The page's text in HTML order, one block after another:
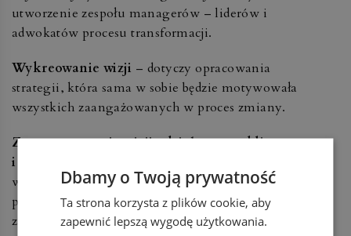
utworzenie zespołu managerów – liderów i
adwokatów procesu transformacji.
Wykreowanie wizji – dotyczy opracowania
strategii, która sama w sobie będzie motywowała
wszystkich zaangażowanych w proces zmiany.
Zaprezentowanie wizji udziałowcom, klientom
i pracownikom
wszystkim interesariuszom wiąże się w tym
przypadku z próbą nauczenia ich nowych
zachowań w kontekście zmiany.
Dbamy o Twoją prywatność
Ta strona korzysta z plików cookie, aby
zapewnić lepszą wygodę użytkowania.